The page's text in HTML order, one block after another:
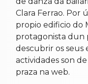
Clara Ferrao. Por
propio edificio do
protagonista dun
descubrir os seus
actividades son
praza na web.